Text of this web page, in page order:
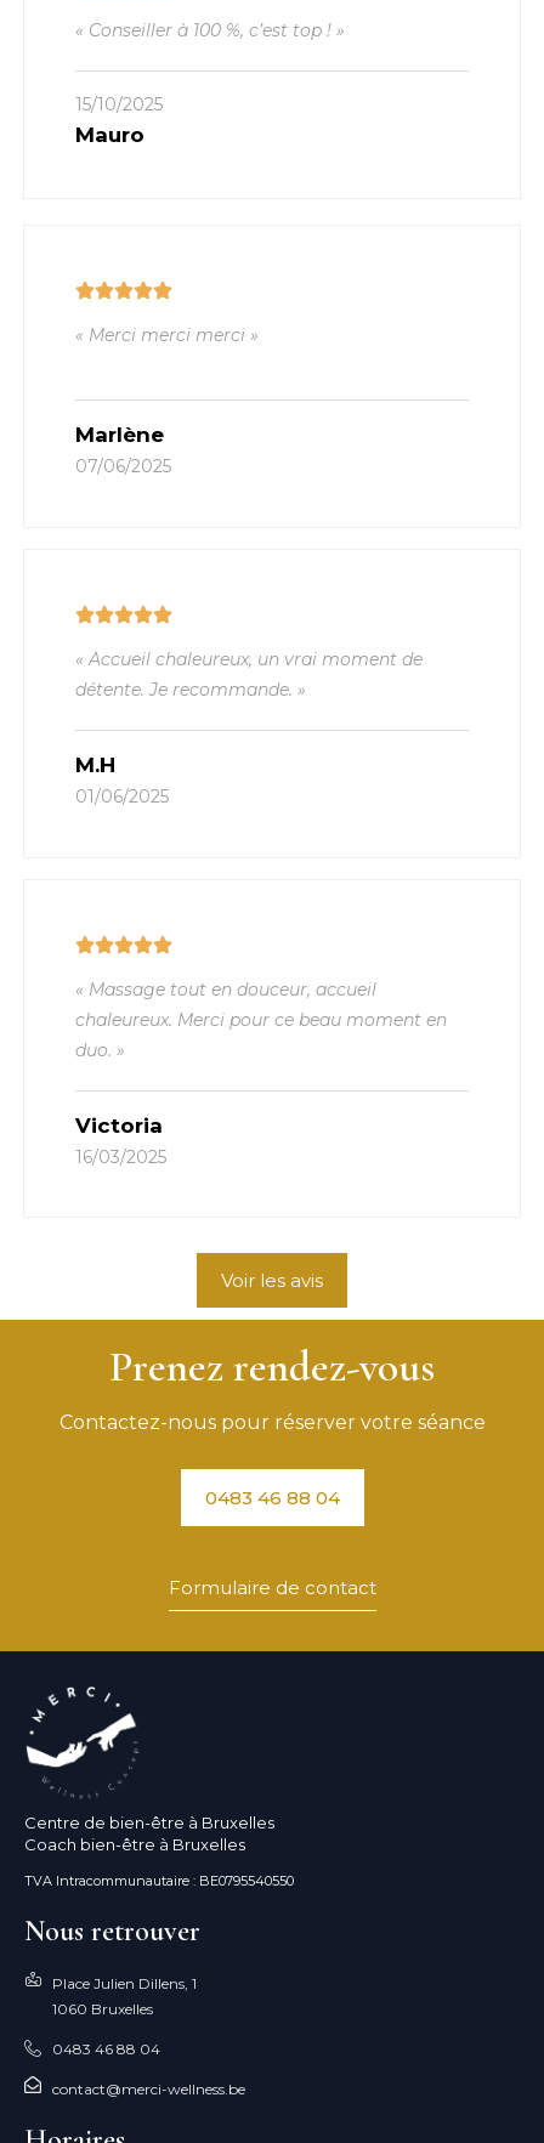
« Conseiller à 100 %, c’est top ! »
15/10/2025
Mauro
« Merci merci merci »
Marlène
07/06/2025
« Accueil chaleureux, un vrai moment de
détente. Je recommande. »
M.H
01/06/2025
« Massage tout en douceur, accueil
chaleureux. Merci pour ce beau moment en
duo. »
Victoria
16/03/2025
Voir les avis
Prenez rendez-vous
Contactez-nous pour réserver votre séance
0483 46 88 04
Formulaire de contact
Centre de bien-être à Bruxelles
Coach bien-être à Bruxelles
TVA Intracommunautaire : BE0795540550
Nous retrouver
Place Julien Dillens, 1
1060 Bruxelles
0483 46 88 04
contact@merci-wellness.be